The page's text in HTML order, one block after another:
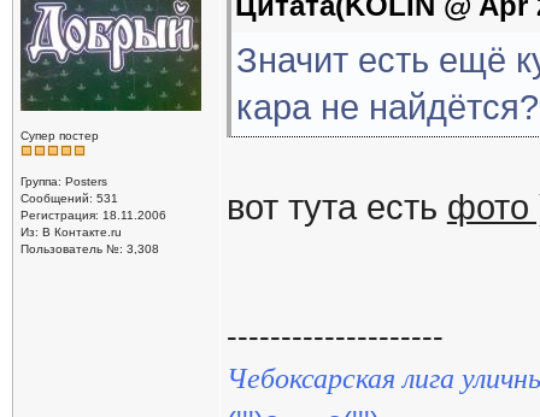
Супер постер
Группа: Posters
Сообщений: 531
Регистрация: 18.11.2006
Из: В Контакте.ru
Пользователь №: 3,308
Значит есть ещё
кара не найдётся?
вот тута есть фото
--------------------
Чебоксарская лига